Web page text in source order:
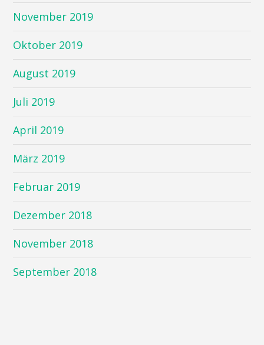
November 2019
Oktober 2019
August 2019
Juli 2019
April 2019
März 2019
Februar 2019
Dezember 2018
November 2018
September 2018